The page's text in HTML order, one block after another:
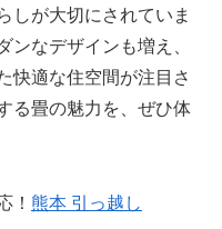
しが大切にされていま
ンなデザインも増え、
快適な住空間が注目さ
る畳の魅力を、ぜひ体
！ 熊本 引っ越し